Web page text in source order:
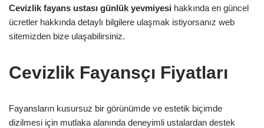
Cevizlik fayans ustası günlük yevmiyesi hakkında en güncel
ücretler hakkında detaylı bilgilere ulaşmak istiyorsanız web
sitemizden bize ulaşabilirsiniz.
Cevizlik Fayansçı Fiyatları
Fayansların kusursuz bir görünümde ve estetik biçimde
dizilmesi için mutlaka alanında deneyimli ustalardan destek